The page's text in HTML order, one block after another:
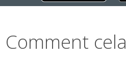
Comment